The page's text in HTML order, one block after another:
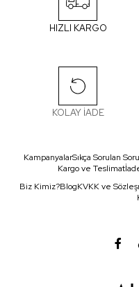
HIZLI KARGO
KOLAY İADE
KampanyalarSıkça Sorulan
Kargo ve Teslimat
Biz Kimiz?BlogKVKK ve